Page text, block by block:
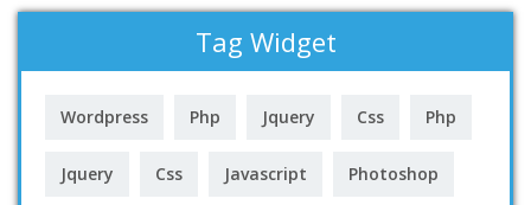
Tag Widget
Wordpress Php Jquery Css Php
Jquery Css Javascript Photoshop